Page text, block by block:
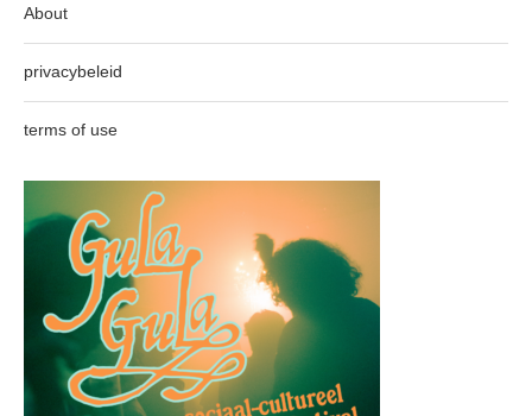
About
privacybeleid
terms of use